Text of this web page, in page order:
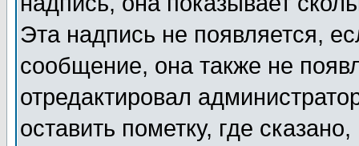
Эта надпись не появляется,
сообщение, она также не
отредактировал
оставить пометку, где